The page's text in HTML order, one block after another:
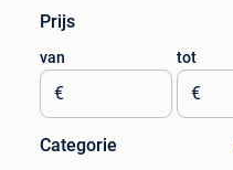
Prijs
van
€
tot
€
Categorie